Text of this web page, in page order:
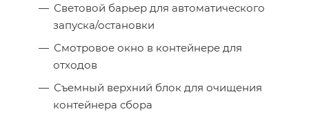
Световой барьер для автоматического
запуска/остановки
Смотровое окно в контейнере для
отходов
Съемный верхний блок для очищения
контейнера сбора